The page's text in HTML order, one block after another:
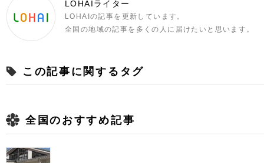
LOHAIライター
LOHAIの記事を更新しています。
全国の地域の記事を多くの人に届けたいと思います。
この記事に関するタグ
全国のおすすめ記事